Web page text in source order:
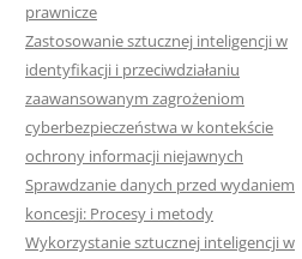
prawnicze
Zastosowanie sztucznej inteligencji w
identyfikacji i przeciwdziałaniu
zaawansowanym zagrożeniom
cyberbezpieczeństwa w kontekście
ochrony informacji niejawnych
Sprawdzanie danych przed wydaniem
koncesji: Procesy i metody
Wykorzystanie sztucznej inteligencji w